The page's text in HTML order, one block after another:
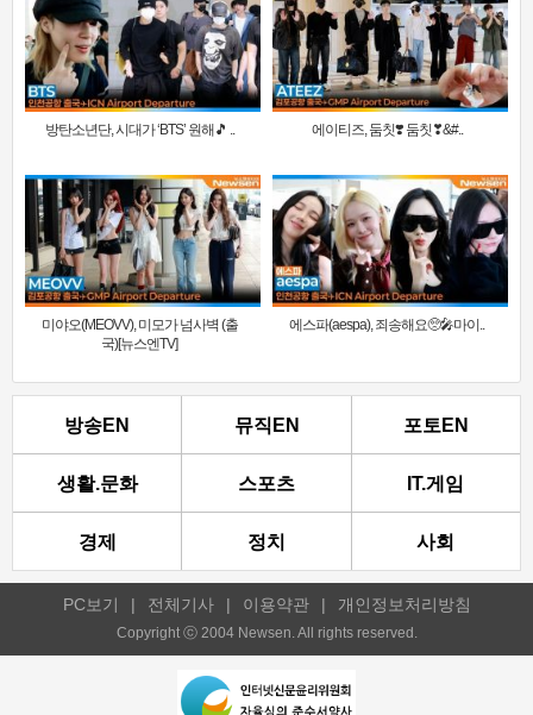
방탄소년단, 시대가 ‘BTS’ 원해🎵 .. 에이티즈, 둠칫❣️ 둠칫❣&#..
미야오(MEOVV), 미모가 넘사벽 (출
국)[뉴스엔TV]
에스파(aespa), 죄송해요🥺🎤마이..
방송EN 뮤직EN 포토EN
생활.문화 스포츠 IT.게임
경제 정치 사회
PC보기 | 전체기사 | 이용약관 | 개인정보처리방침
Copyright ⓒ 2004 Newsen. All rights reserved.